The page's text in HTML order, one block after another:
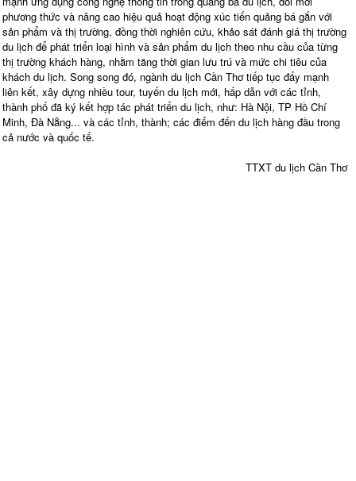
phương thức và nâng cao hiệu quả hoạt động xúc tiến quảng bá gắn với
sản phẩm và thị trường, đồng thời nghiên cứu, khảo sát đánh giá thị trường
du lịch để phát triển loại hình và sản phẩm du lịch theo nhu cầu của từng
thị trường khách hàng, nhằm tăng thời gian lưu trú và mức chi tiêu của
khách du lịch. Song song đó, ngành du lịch Cần Thơ tiếp tục đẩy mạnh
liên kết, xây dựng nhiều tour, tuyến du lịch mới, hấp dẫn với các tỉnh,
thành phố đã ký kết hợp tác phát triển du lịch, như: Hà Nội, TP Hồ Chí
Minh, Đà Nẵng... và các tỉnh, thành; các điểm đến du lịch hàng đầu trong
cả nước và quốc tế.
TTXT du lịch Cần Thơ